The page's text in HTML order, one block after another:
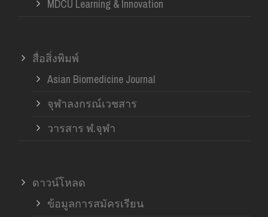
MDCU Learning & Innovation
สื่อสิ่งพิมพ์
Asian Biomedicine Journal
จุฬาลงกรณ์เวชสาร
วารสาร ฬ.จุฬา
ดาวน์โหลด
ข้อมูลการสมัครเรียน